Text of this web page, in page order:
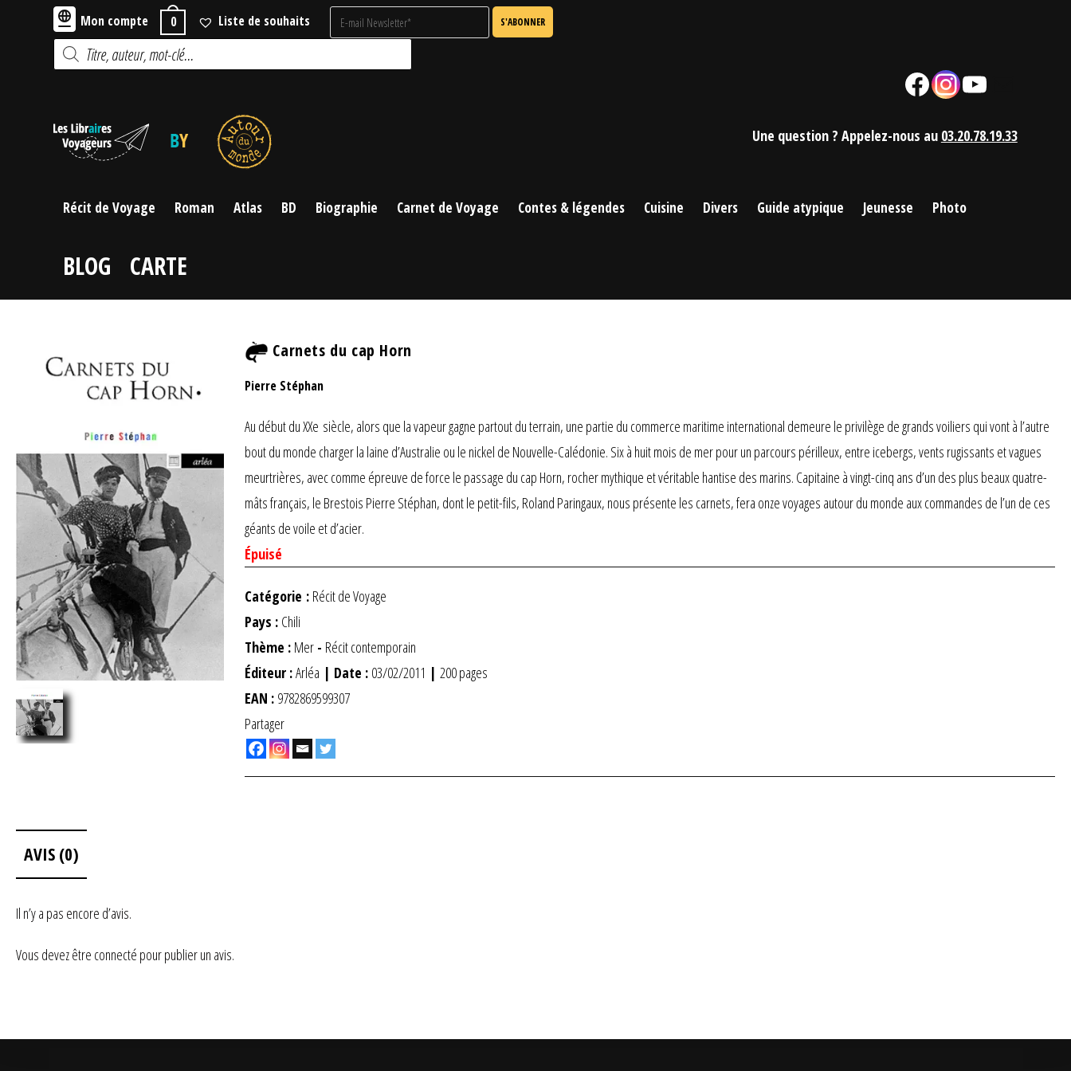
Mon compte 0 Liste de souhaits
Recherche
de
produits
FacebookInstagramYouTube
Une question ? Appelez-nous au 03.20.78.19.33
Récit de Voyage Roman Atlas BD Biographie Carnet de Voyage Contes & légendes Cuisine Divers Guide atypique Jeunesse Photo
BLOG CARTE
Carnets du cap Horn
Pierre Stéphan
Au début du XXe siècle, alors que la vapeur gagne partout du terrain, une partie du commerce maritime international demeure le privilège de grands voiliers qui vont à l’autre
bout du monde charger la laine d’Australie ou le nickel de Nouvelle-Calédonie. Six à huit mois de mer pour un parcours périlleux, entre icebergs, vents rugissants et vagues
meurtrières, avec comme épreuve de force le passage du cap Horn, rocher mythique et véritable hantise des marins. Capitaine à vingt-cinq ans d’un des plus beaux quatre-
mâts français, le Brestois Pierre Stéphan, dont le petit-fils, Roland Paringaux, nous présente les carnets, fera onze voyages autour du monde aux commandes de l’un de ces
géants de voile et d’acier.
Épuisé
Catégorie : Récit de Voyage
Pays : Chili
Thème : Mer- Récit contemporain
Éditeur :Arléa | Date : 03/02/2011 | 200 pages
EAN : 9782869599307
Partager
AVIS (0)
Il n’y a pas encore d’avis.
Vous devez être connecté pour publier un avis.